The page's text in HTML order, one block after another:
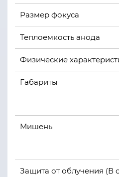
Размер фокуса
Теплоемкость анода
Физические
Габариты
Мишень
Защита от облучения (В